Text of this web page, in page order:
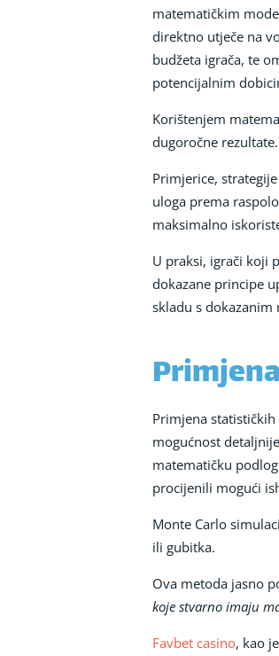
matematičkim
direktno utječe na
budžeta igrača, te
potencijalnim
Korištenjem
dugoročne rezultate.
Primjerice,
uloga prema
maksimalno
U praksi, igrači koji
dokazane principe
skladu s
Primjena
mogućnost
matematičku
procijenili mogući
Monte Carlo
ili gubitka.
Ova metoda jasno
koje stvarno imaju
Favbet casino, kao